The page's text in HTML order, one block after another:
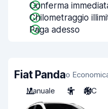
Conferma
Chilometraggio
Paga adesso
Fiat Pandao
Manuale
5 A/C